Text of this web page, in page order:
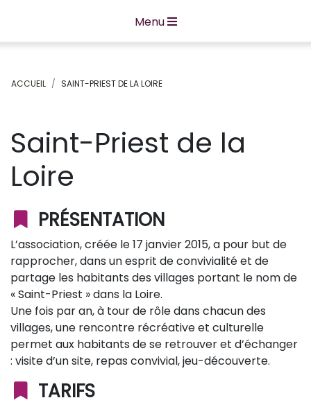
Menu
ACCUEIL SAINT-PRIEST DE LA LOIRE
Saint-Priest de la
Loire
PRÉSENTATION
L’association, créée le 17 janvier 2015, a pour but de
rapprocher, dans un esprit de convivialité et de
partage les habitants des villages portant le nom de
« Saint-Priest » dans la Loire.
Une fois par an, à tour de rôle dans chacun des
villages, une rencontre récréative et culturelle
permet aux habitants de se retrouver et d’échanger
: visite d’un site, repas convivial, jeu-découverte.
TARIFS